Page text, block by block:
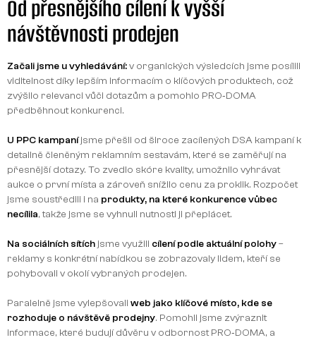
Od přesnějšího cílení k vyšší
návštěvnosti prodejen
Začali jsme u vyhledávání:v organických výsledcích jsme posílili
viditelnost díky lepším informacím o klíčových produktech, což
zvýšilo relevanci vůči dotazům a pomohlo PRO‑DOMA
předběhnout konkurenci.
U PPC kampaníjsme přešli od široce zacílených DSA kampaní k
detailně členěným reklamním sestavám, které se zaměřují na
přesnější dotazy. To zvedlo skóre kvality, umožnilo vyhrávat
aukce o první místa a zároveň snížilo cenu za proklik. Rozpočet
jsme soustředili i na produkty, na které konkurence vůbec
necílila, takže jsme se vyhnuli nutnosti ji přeplácet.
Na sociálních sítíchjsme využili cílení podle aktuální polohy–
reklamy s konkrétní nabídkou se zobrazovaly lidem, kteří se
pohybovali v okolí vybraných prodejen.
Paralelně jsme vylepšovali web jako klíčové místo, kde se
rozhoduje o návštěvě prodejny. Pomohli jsme zvýraznit
informace, které budují důvěru v odbornost PRO‑DOMA, a